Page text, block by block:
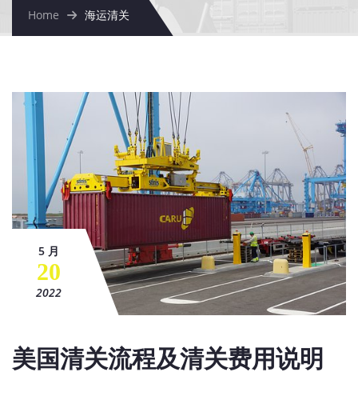
Home 海运清关
5 月
20
2022
美国清关流程及清关费用说明